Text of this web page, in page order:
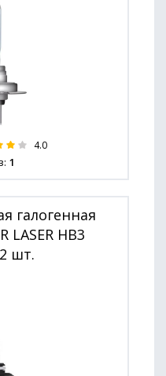
4.0
1
галогенная
LASER HB3
шт.